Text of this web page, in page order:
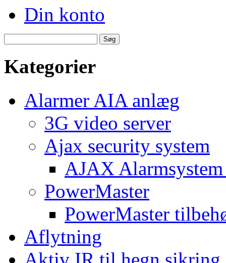
Din konto
Kategorier
Alarmer AIA anlæg
3G video server
Ajax security system
AJAX
PowerMaster
PowerMaster
Aflytning